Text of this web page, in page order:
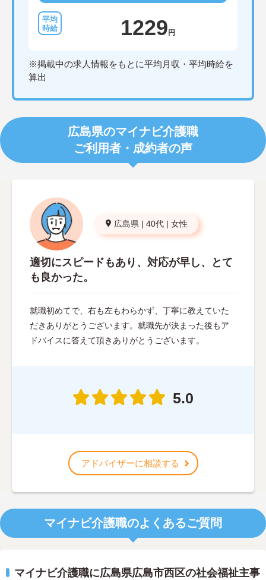
1229円
※掲載中の求人情報をもとに平均月収・平均時給を
算出
広島県のマイナビ介護職
ご利用者・成約者の声
広島県 | 40代 | 女性
適切にスピードもあり、対応が早し、とて
も良かった。
就職初めてで、右も左もわらかず、丁寧に教えていた
だきありがとうございます。就職先が決まった後もア
ドバイスに答えて頂きありがとうございます。
5.0
アドバイザーに相談する
マイナビ介護職のよくあるご質問
マイナビ介護職に広島県広島市西区の社会福祉主事